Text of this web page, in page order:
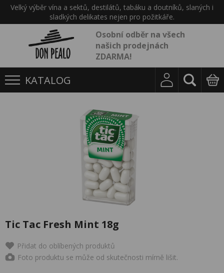
Velký výběr vína a sektů, destilátů, tabáku a doutníků, slaných i
sladkých delikates nejen pro požitkáře.
Osobní odběr na všech
našich prodejnách
ZDARMA!
KATALOG
Tic Tac Fresh Mint 18g
Přidat do oblíbených produktů
Foto produktu se může od skutečnosti mírně lišit.